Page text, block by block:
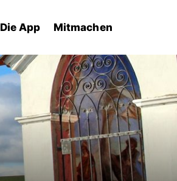
Die App Mitmachen